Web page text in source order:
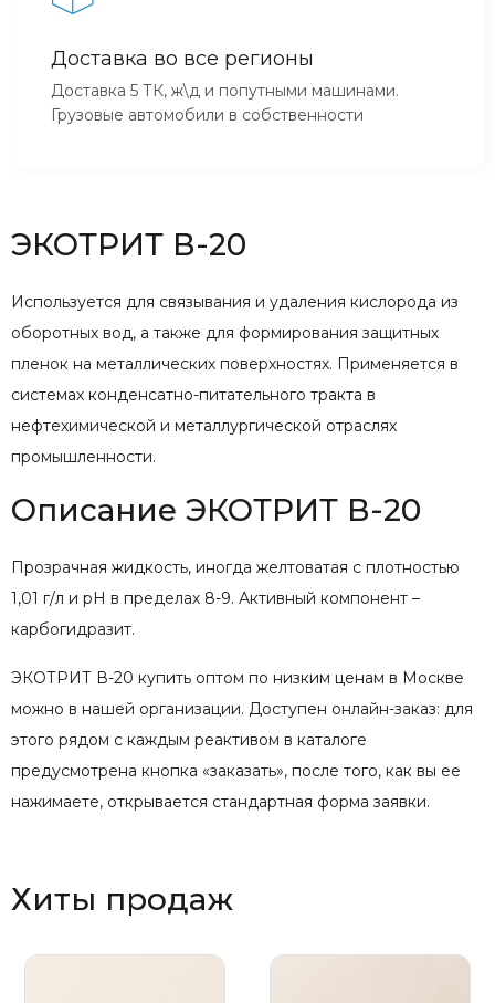
Доставка во все регионы
Доставка 5 ТК, ж\д и попутными машинами.
Грузовые автомобили в собственности
ЭКОТРИТ В-20
Используется для связывания и удаления кислорода из
оборотных вод, а также для формирования защитных
пленок на металлических поверхностях. Применяется в
системах конденсатно-питательного тракта в
нефтехимической и металлургической отраслях
промышленности.
Описание ЭКОТРИТ В-20
Прозрачная жидкость, иногда желтоватая с плотностью
1,01 г/л и рН в пределах 8-9. Активный компонент –
карбогидразит.
ЭКОТРИТ В-20 купить оптом по низким ценам в Москве
можно в нашей организации. Доступен онлайн-заказ: для
этого рядом с каждым реактивом в каталоге
предусмотрена кнопка «заказать», после того, как вы ее
нажимаете, открывается стандартная форма заявки.
Хиты продаж